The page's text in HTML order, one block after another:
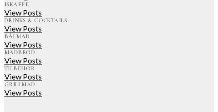
ISKAFFE
View Posts
DRINKS & COCKTAILS
View Posts
BÅLMAD
View Posts
MADBRØD
View Posts
TILBEHØR
View Posts
GRILLMAD
View Posts